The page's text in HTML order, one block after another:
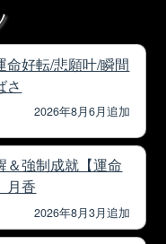
命好転/悲願叶/瞬間
さ
2026年8月6月追加
＆強制成就【運命
月香
2026年8月3月追加